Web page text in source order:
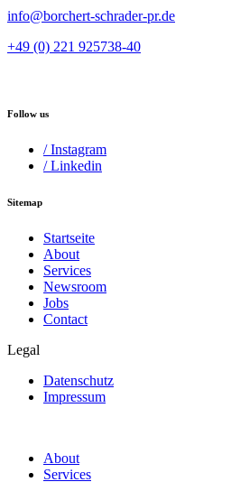
info@borchert-schrader-pr.de
+49 (0) 221 925738-40
Follow us
/ Instagram
/ Linkedin
Sitemap
Startseite
About
Services
Newsroom
Jobs
Contact
Legal
Datenschutz
Impressum
About
Services